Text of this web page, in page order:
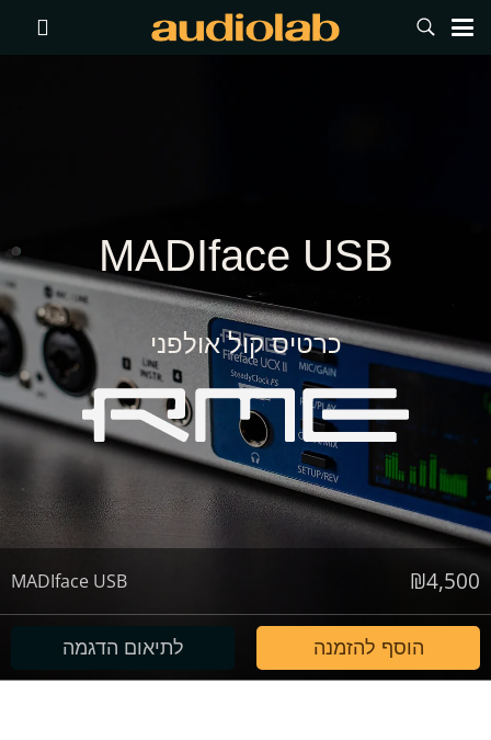
MADIface USB
כרטיס קול אולפני
₪4,500
MADIface USB
הוסף להזמנה לתיאום הדגמה